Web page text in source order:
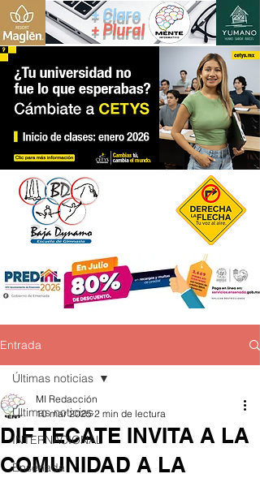
+ Claro
+ Plural
Entrada
Últimas noticias
INTERNACIONAL
Ensenada
Últimas noticias
DIF TECATE INVITA A LA
COMUNIDAD A LA
MI Redacción
10 mar 2025 2 min de lectura